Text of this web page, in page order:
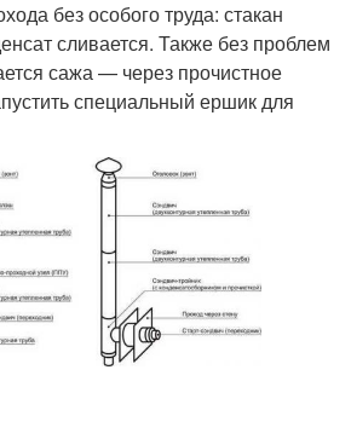
без особого труда: стакан
сливается. Также без проблем
сажа — через прочистное
специальный ершик для